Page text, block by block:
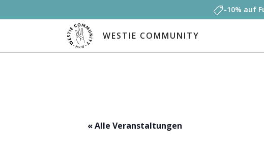
-10% auf
WESTIE COMMUNITY
« Alle Veranstaltungen